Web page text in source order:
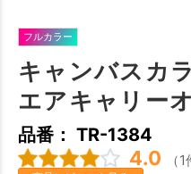
フルカラー
キャンバスカ
エアキャリー
品番： TR-1384
4.0 （1